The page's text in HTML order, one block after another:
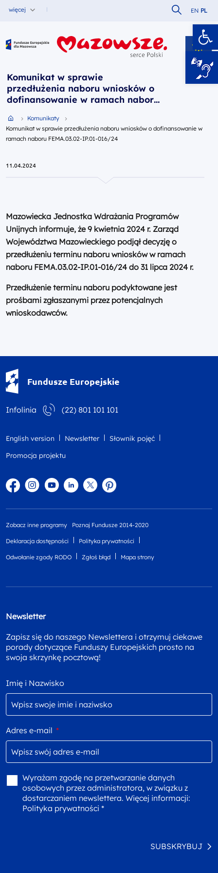
więcej Szukaj w
EN PL
Fundusze Europejskie dla Mazowsza
Komunikat w sprawie
przedłużenia naboru wniosków o
dofinansowanie w ramach naboru
Przejdź do strony głównej portalu
Komunikaty
Komunikat w sprawie przedłużenia naboru wniosków o dofinansowanie w
ramach naboru FEMA.03.02-IP.01-016/24
11.04.2024
Mazowiecka Jednostka Wdrażania Programów
Unijnych informuje, że 9 kwietnia 2024 r. Zarząd
Województwa Mazowieckiego podjął decyzję o
przedłużeniu terminu naboru wniosków w ramach
naboru FEMA.03.02-IP.01-016/24 do 31 lipca 2024 r.
Przedłużenie terminu naboru podyktowane jest
prośbami zgłaszanymi przez potencjalnych
wnioskodawców.
Fundusze Europejskie
Infolinia (22) 801 101 101
English version Newsletter
Słownik pojęć
Promocja projektu
FacebookInstagram
YouTubeLinkedintwitterPinterest
Zobacz inne programy Poznaj Fundusze 2014-2020
Deklaracja dostępności Polityka prywatności
Odwołanie zgody RODO Zgłoś błąd Mapa strony
Newsletter
Zapisz się do naszego Newslettera i otrzymuj ciekawe
porady dotyczące Funduszy Europejskich prosto na
swoja skrzynkę pocztową!
Imię i Nazwisko
Adres e-mail *
Wyrażam zgodę na przetwarzanie danych
osobowych przez administratora, w związku z
dostarczaniem newslettera. Więcej informacji:
Polityka prywatności *
SUBSKRYBUJ